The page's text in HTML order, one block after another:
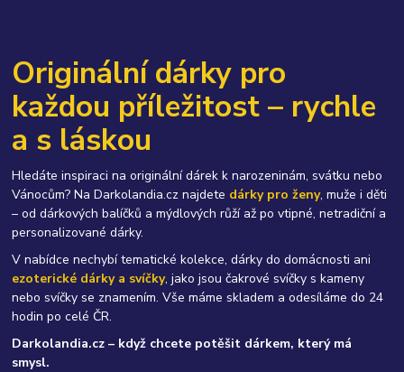
Originální dárky pro
každou příležitost – rychle
a s láskou
Hledáte inspiraci na originální dárek k narozeninám, svátku nebo
Vánocům? Na Darkolandia.cz najdete dárky pro ženy, muže i děti
– od dárkových balíčků a mýdlových růží až po vtipné, netradiční a
personalizované dárky.
V nabídce nechybí tematické kolekce, dárky do domácnosti ani
ezoterické dárky a svíčky, jako jsou čakrové svíčky s kameny
nebo svíčky se znamením. Vše máme skladem a odesíláme do 24
hodin po celé ČR.
Darkolandia.cz – když chcete potěšit dárkem, který má
smysl.